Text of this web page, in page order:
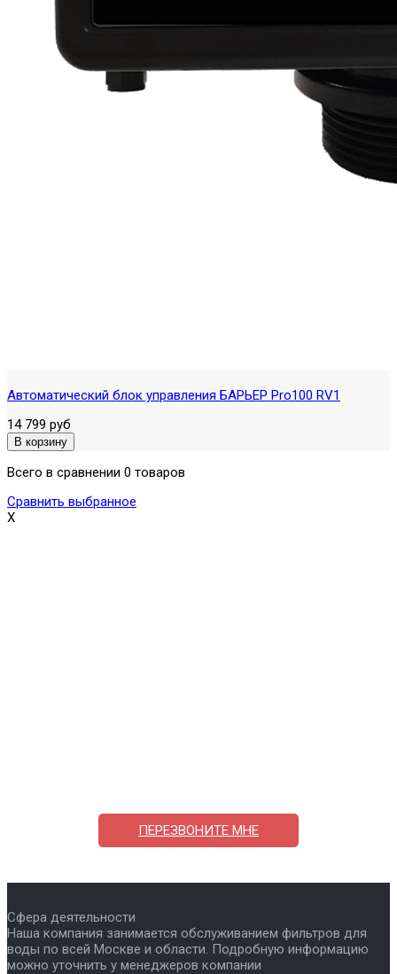
Автоматический блок управления БАРЬЕР Pro100 RV1
14 799 руб
Всего в сравнении 0 товаров
Сравнить выбранное
X
ПЕРЕЗВОНИТЕ МНЕ
Сфера деятельности
Наша компания занимается обслуживанием фильтров для
воды по всей Москве и области. Подробную информацию
можно уточнить у менеджеров компании